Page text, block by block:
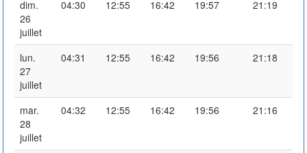
dim.
26
juillet
04:30 12:55 16:42 19:57 21:19
lun.
27
juillet
04:31 12:55 16:42 19:56 21:18
mar.
28
juillet
04:32 12:55 16:42 19:56 21:16